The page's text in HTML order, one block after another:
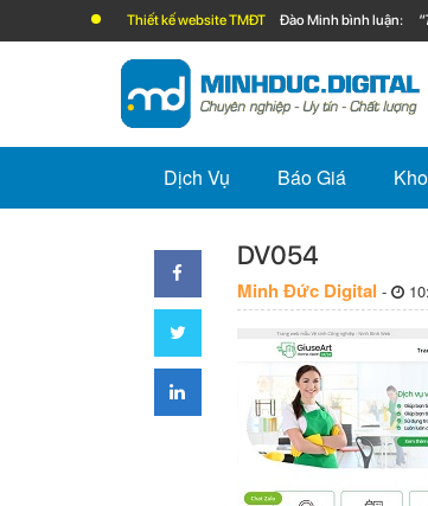
Thiết kế website TMĐT Đào Minh bình luận:
Dịch Vụ Báo Giá
DV054
Minh Đức Digital -